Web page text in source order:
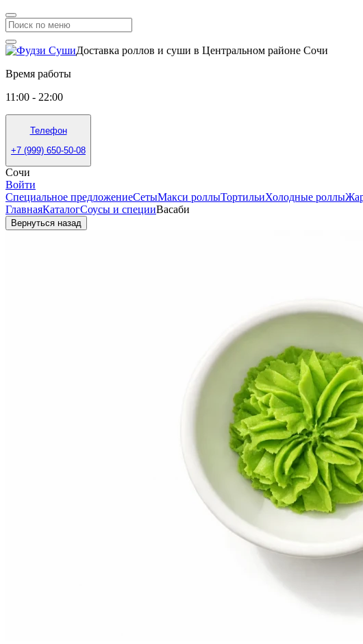
Доставка роллов и суши в Центральном районе Сочи
Время работы
11:00 - 22:00
Телефон
+7 (999) 650-50-08
Сочи
Войти
Специальное предложениеСетыМакси роллыТортильиХолодные роллы
ГлавнаяКаталогСоусы и специиВасаби
Вернуться назад